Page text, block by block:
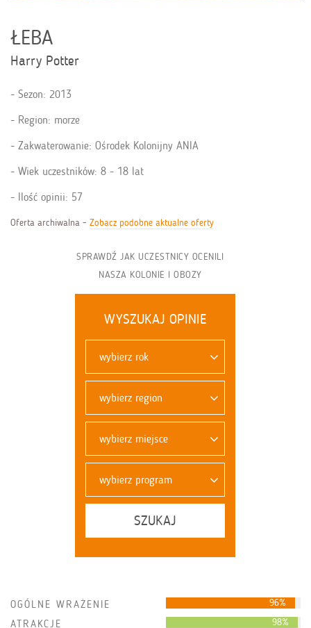
ŁEBA
Harry Potter
Sezon: 2013
Region: morze
Zakwaterowanie: Ośrodek Kolonijny ANIA
Wiek uczestników: 8 - 18 lat
Ilość opinii: 57
Oferta archiwalna - Zobacz podobne aktualne oferty
SPRAWDŹ JAK UCZESTNICY OCENILI
NASZA KOLONIE I OBOZY
WYSZUKAJ OPINIE
wybierz rok
wybierz region
wybierz miejsce
wybierz program
SZUKAJ
OGÓLNE WRAŻENIE 96%
ATRAKCJE 98%